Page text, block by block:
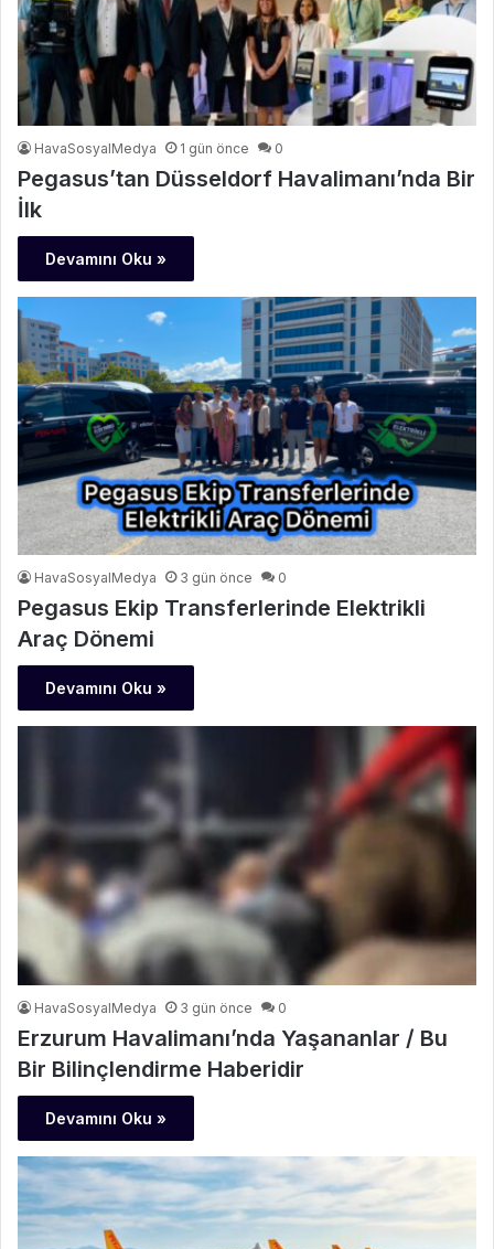
HavaSosyalMedya 1 gün önce 0
Pegasus’tan Düsseldorf Havalimanı’nda Bir
İlk
Devamını Oku »
HavaSosyalMedya 3 gün önce 0
Pegasus Ekip Transferlerinde Elektrikli
Araç Dönemi
Devamını Oku »
HavaSosyalMedya 3 gün önce 0
Erzurum Havalimanı’nda Yaşananlar / Bu
Bir Bilinçlendirme Haberidir
Devamını Oku »